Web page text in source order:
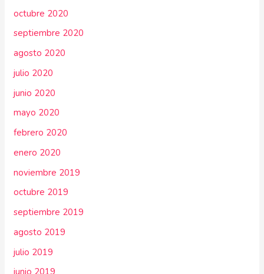
octubre 2020
septiembre 2020
agosto 2020
julio 2020
junio 2020
mayo 2020
febrero 2020
enero 2020
noviembre 2019
octubre 2019
septiembre 2019
agosto 2019
julio 2019